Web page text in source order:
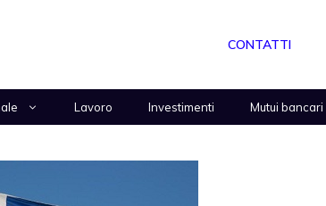
CONTATTI
Lavoro Investimenti Mutui bancari